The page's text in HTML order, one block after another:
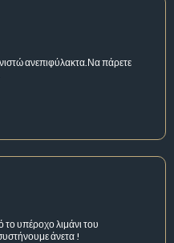
ανεπιφύλακτα.Να πάρετε
υπέροχο λιμάνι του
άνετα !